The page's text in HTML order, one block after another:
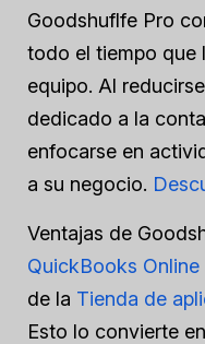
Goodshuflfe Pro
todo el tiempo que
equipo. Al
dedicado a la
enfocarse en
a su negocio.
Ventajas de
QuickBooks Online
de la Tienda de
Esto lo convierte